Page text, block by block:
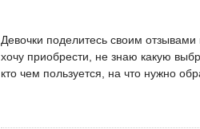
Девочки поделитесь своим отзывами
хочу приобрести, не знаю какую
кто чем пользуется, на что нужно